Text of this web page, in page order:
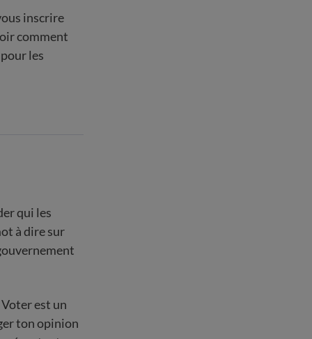
inscrire
comment
les
qui les
à dire sur
est un
ton opinion